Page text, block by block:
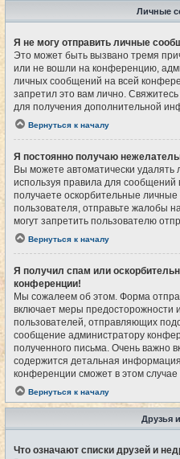
Личные
Я не могу отправить личные
Это может быть вызвано тремя
или не вошли на конференцию,
личных сообщений на всей
запретил это вам лично.
для получения дополнительной
Вернуться к началу
Я постоянно получаю
Вы можете автоматически
используя правила для
получаете оскорбительные
пользователя, отправьте жалобы
могут запретить пользователю
Вернуться к началу
Я получил спам или
конференции!
Мы сожалеем об этом. Форма
включает меры предосторожности
пользователей, отправляющих
сообщение администратору
полученного письма. Очень важно
содержится детальная
конференции сможет в этом
Вернуться к началу
Друзья
Что означают списки друзей и